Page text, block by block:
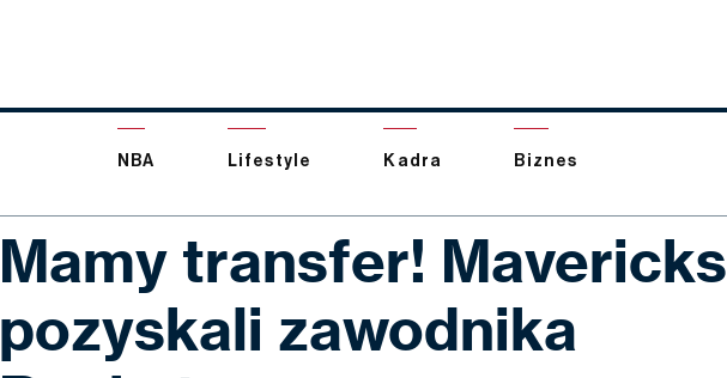
NBA Lifestyle Kadra Biznes
Mamy transfer! Mavericks
pozyskali zawodnika